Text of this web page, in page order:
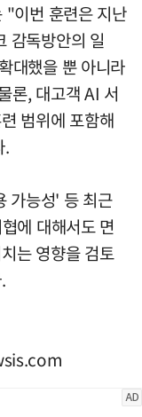
"이번 훈련은 지난
감독방안의 일
대했을 뿐 아니라
론, 대고객 AI 서
범위에 포함해
.
가능성' 등 최근
에 대해서도 면
는 영향을 검토